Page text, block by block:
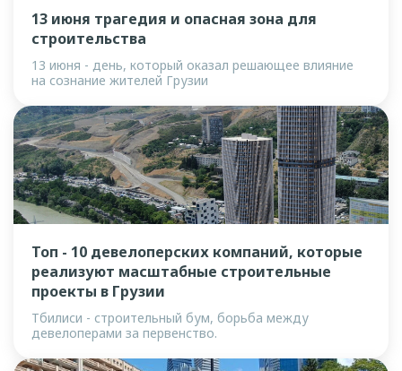
13 июня трагедия и опасная зона для
строительства
13 июня - день, который оказал решающее влияние
на сознание жителей Грузии
Топ - 10 девелоперских компаний, которые
реализуют масштабные строительные
проекты в Грузии
Тбилиси - строительный бум, борьба между
девелоперами за первенство.